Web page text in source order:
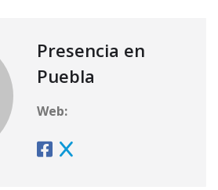
Presencia en
Puebla
Web: